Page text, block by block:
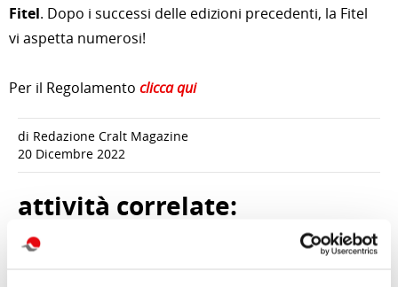
Fitel. Dopo i successi delle edizioni precedenti, la Fitel
vi aspetta numerosi!
Per il Regolamento clicca qui
di Redazione Cralt Magazine
20 Dicembre 2022
attività correlate: